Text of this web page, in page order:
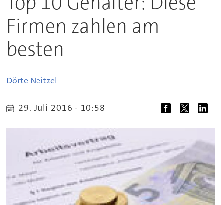
Firmen zahlen am
besten
Dörte Neitzel
29. Juli 2016 - 10:58